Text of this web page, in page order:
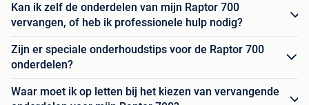
Kan ik zelf de onderdelen van mijn Raptor 700
vervangen, of heb ik professionele hulp nodig?
Zijn er speciale onderhoudstips voor de Raptor 700
onderdelen?
Waar moet ik op letten bij het kiezen van vervangende